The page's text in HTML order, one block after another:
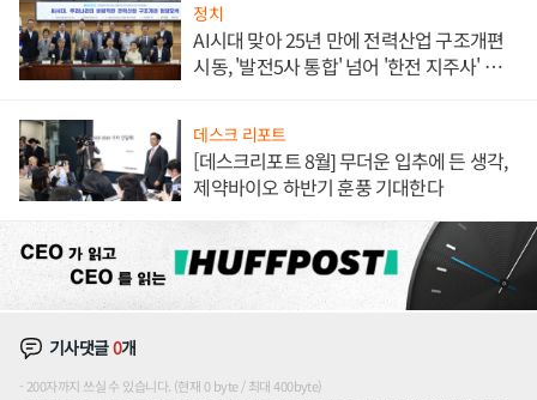
정치
AI시대 맞아 25년 만에 전력산업 구조개편
시동, '발전5사 통합' 넘어 '한전 지주사' 재편
데스크 리포트
[데스크리포트 8월] 무더운 입추에 든 생각,
제약바이오 하반기 훈풍 기대한다
기사댓글0개
200자까지 쓰실 수 있습니다. (현재 0 byte / 최대 400byte)